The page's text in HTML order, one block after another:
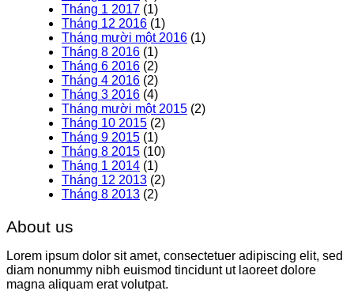
Tháng 1 2017 (1)
Tháng 12 2016 (1)
Tháng mười một 2016 (1)
Tháng 8 2016 (1)
Tháng 6 2016 (2)
Tháng 4 2016 (2)
Tháng 3 2016 (4)
Tháng mười một 2015 (2)
Tháng 10 2015 (2)
Tháng 9 2015 (1)
Tháng 8 2015 (10)
Tháng 1 2014 (1)
Tháng 12 2013 (2)
Tháng 8 2013 (2)
About us
Lorem ipsum dolor sit amet, consectetuer adipiscing elit, sed
diam nonummy nibh euismod tincidunt ut laoreet dolore
magna aliquam erat volutpat.